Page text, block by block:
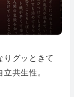
りグッときて
共生性。